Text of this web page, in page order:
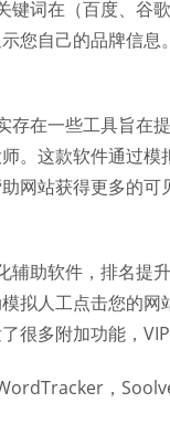
键词在（百度、谷
您自己的品牌信
存在一些工具旨在
。这款软件通过
网站获得更多的
辅助软件，排名提
拟人工点击您的
很多附加功能，
，Soolve